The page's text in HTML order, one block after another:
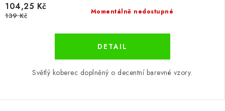
Momentálně nedostupné
104,25 Kč
139 Kč
Světlý koberec doplněný o decentní barevné vzory.